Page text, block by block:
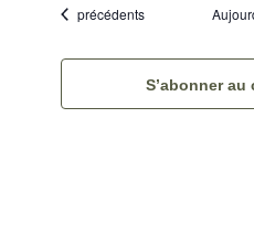
Évènements
précédents
S’abonner au